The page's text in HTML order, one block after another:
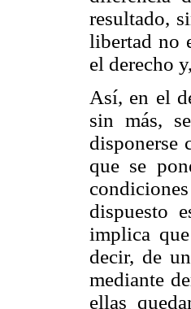
resultado,
libertad no
el derecho
Así, en el
sin más,
disponerse
que se
dispuesto
implica
decir, de
mediante
ellas